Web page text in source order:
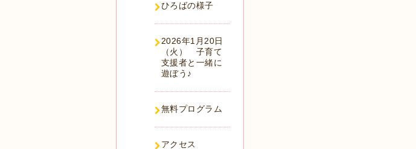
ひろばの様子
2026年1月20日
（火） 子育て
支援者と一緒に
遊ぼう♪
無料プログラム
アクセス